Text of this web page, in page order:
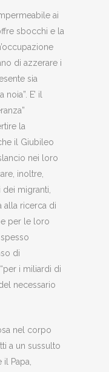
ai
sbocchi e la
di azzerare i
sia
E’ il
la
il Giubileo
nei loro
inoltre,
migranti,
alla ricerca di
per le loro
di
i miliardi di
necessario
nel corpo
a un sussulto
Papa,